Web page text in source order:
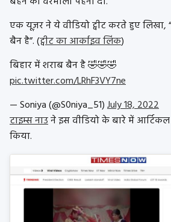
एक यूज़र ने ये वीडियो ट्वीट करते हुए लिखा,
बैन है”. (ट्वीट का आर्काइव लिंक)
बिहार में शराब बैन है 🤣🤣🤣
pic.twitter.com/LRhF3VY7ne
— Soniya (@S0niya_51)July 18, 2022
टाइम्स नाउने इस वीडियो के बारे में आर्टिकल
किया.